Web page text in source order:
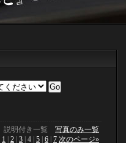
説明付き一覧 写真のみ一覧
1 2 3 4 5 6 7 次のページ»